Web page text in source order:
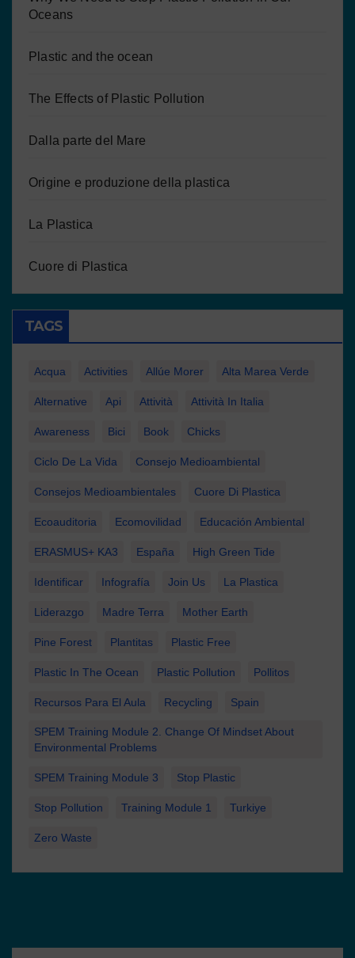
Oceans
Plastic and the ocean
The Effects of Plastic Pollution
Dalla parte del Mare
Origine e produzione della plastica
La Plastica
Cuore di Plastica
TAGS
Acqua Activities Allúe Morer Alta Marea Verde
Alternative Api Attività Attività In Italia
Awareness Bici Book Chicks
Ciclo De La Vida Consejo Medioambiental
Consejos Medioambientales Cuore Di Plastica
Ecoauditoria Ecomovilidad Educación Ambiental
ERASMUS+ KA3 España High Green Tide
Identificar Infografía Join Us La Plastica
Liderazgo Madre Terra Mother Earth
Pine Forest Plantitas Plastic Free
Plastic In The Ocean Plastic Pollution Pollitos
Recursos Para El Aula Recycling Spain
SPEM Training Module 2. Change Of Mindset About
Environmental Problems
SPEM Training Module 3 Stop Plastic
Stop Pollution Training Module 1 Turkiye
Zero Waste